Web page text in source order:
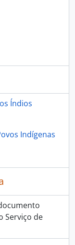
Índios
Indígenas
Serviço de